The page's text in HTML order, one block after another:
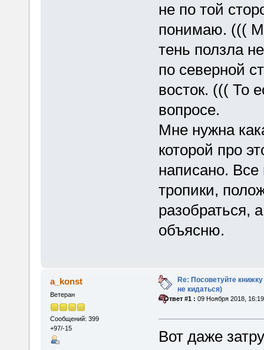
не по той
понимаю. (((
тень ползла
по северной
восток. ((( То
вопросе.
Мне нужна
которой про
написано.
тропики,
разобраться,
объясню.
a_konst
Ветеран
Сообщений: 399
+97/-15
Re: Посоветуйте
не кидаться)
«Ответ #1 : 09 Ноября 2018,
Вот даже